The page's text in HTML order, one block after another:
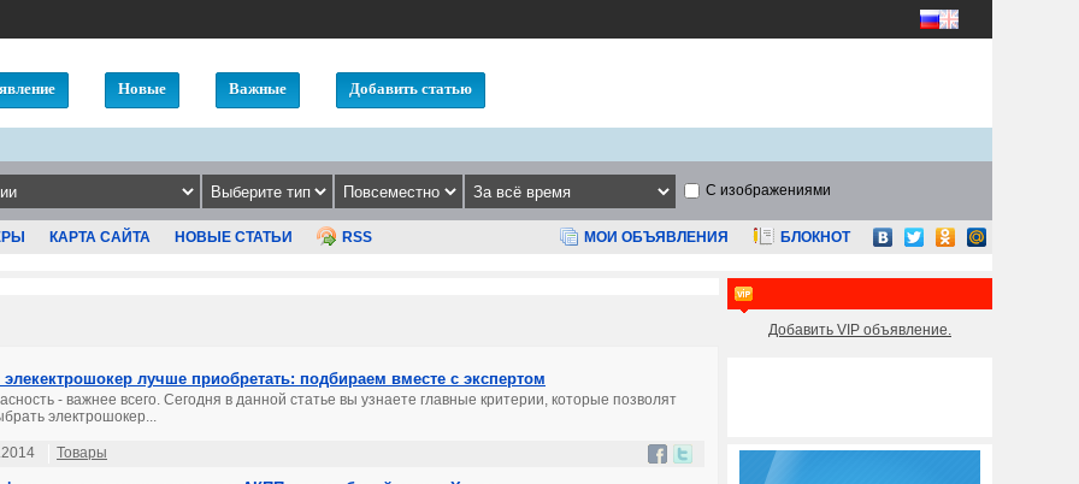
Новые Важные Добавить статью
С изображениями
КАРТА САЙТА НОВЫЕ СТАТЬИ RSS МОИ ОБЪЯВЛЕНИЯ БЛОКНОТ
элекектрошокер лучше приобретать: подбираем вместе с экспертом
- важнее всего. Сегодня в данной статье вы узнаете главные критерии, которые позволят
электрошокер...
Товары
Добавить VIP объявление.